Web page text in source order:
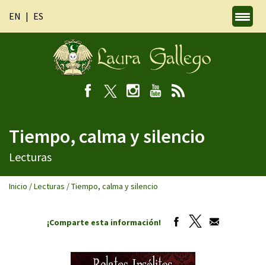
EN ES
Tiempo, calma y silencio
Lecturas
Inicio /Lecturas /Tiempo, calma y silencio
¡Comparte esta información!